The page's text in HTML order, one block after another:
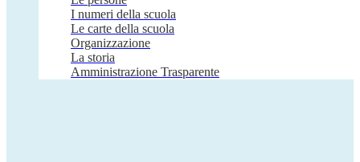
I numeri della scuola
Le carte della scuola
Organizzazione
La storia
Amministrazione Trasparente